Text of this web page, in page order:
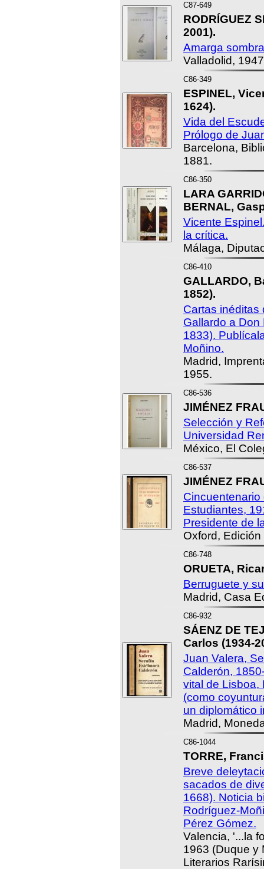
C87-649
RODRÍGUEZ
2001).
Amarga
Valladolid,
C86-349
ESPINEL,
1624).
Vida del
Prólogo de
Barcelona,
1881.
C86-350
LARA
BERNAL,
Vicente
la crítica.
Málaga,
C86-410
GALLARDO,
1852).
Cartas inéditas
Gallardo a Don
1833).
Moñino.
Madrid,
1955.
C86-536
JIMÉNEZ
Selección y
Universidad
México, El
C86-537
JIMÉNEZ
Estudiantes,
Presidente de
Oxford,
C86-748
ORUETA,
Berruguete y
Madrid, Casa
C86-932
SÁENZ DE
Carlos (1934-
Juan Valera,
Calderón,
vital de Lisboa,
(como
un diplomático
Madrid,
C86-1044
TORRE,
Breve
sacados de
1668). Noticia
Rodríguez-
Pérez Gómez.
Valencia, '...la
1963 (Duque y
Literarios